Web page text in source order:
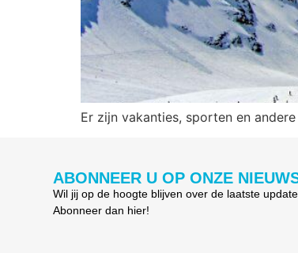
Er zijn vakanties, sporten en
ABONNEER U OP ONZE
Wil jij op de hoogte blijven over de laatste
Abonneer dan hier!